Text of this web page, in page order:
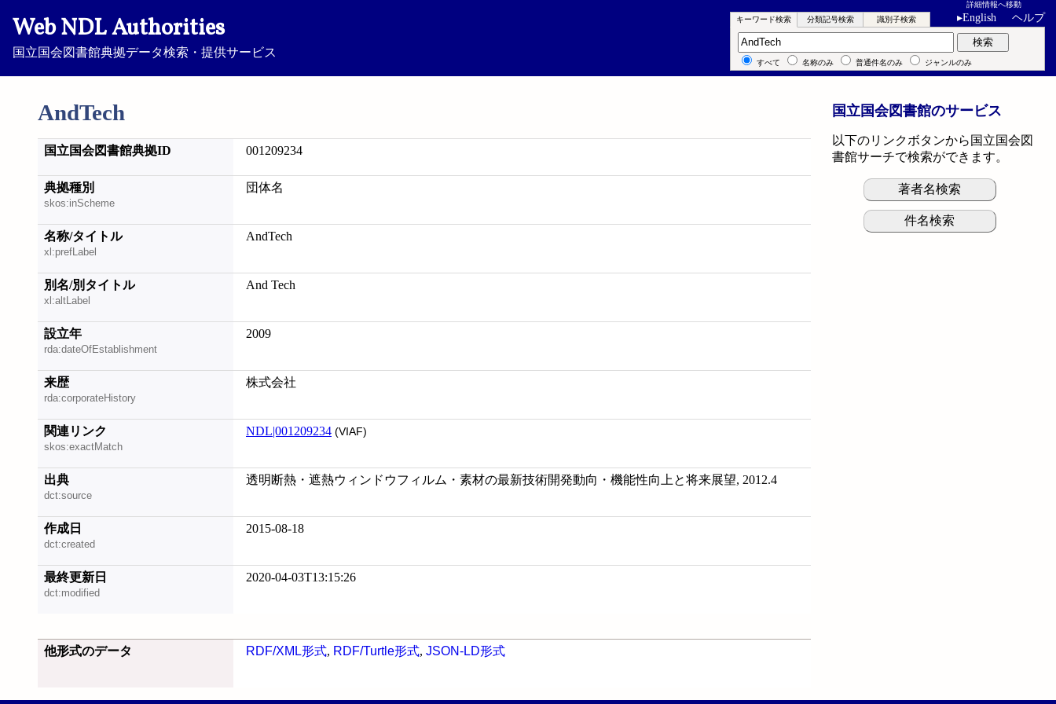
Web NDL Authorities
国立国会図書館典拠データ検索・提供サービス
詳細情報へ移動
▸English ヘルプ
AndTech
キーワード検索 分類記号検索 識別子検索
キーワード検索 検索
すべて 名称のみ 普通件名のみ ジャンルのみ
国立国会図書館典拠ID 001209234
典拠種別
skos:inScheme
団体名
名称/タイトル
xl:prefLabel
AndTech
別名/別タイトル
xl:altLabel
And Tech
設立年
rda:dateOfEstablishment
2009
来歴
rda:corporateHistory
株式会社
関連リンク
skos:exactMatch
NDL|001209234 (VIAF)
出典
dct:source
透明断熱・遮熱ウィンドウフィルム・素材の最新技術開発動向・機能性向上と将来展望, 2012.4
作成日
dct:created
2015-08-18
最終更新日
dct:modified
2020-04-03T13:15:26
他形式のデータ RDF/XML形式, RDF/Turtle形式, JSON-LD形式
国立国会図書館のサービス
以下のリンクボタンから国立国会図
書館サーチで検索ができます。
著者名検索
件名検索